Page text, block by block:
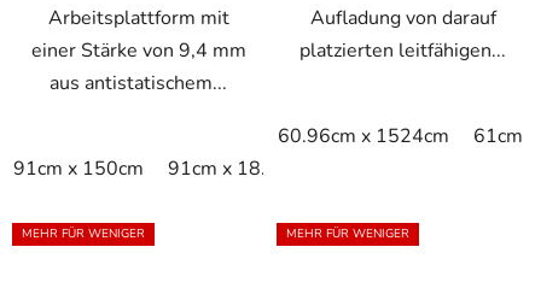
Arbeitsplattform mit
einer Stärke von 9,4 mm
aus antistatischem...
91cm x 150cm 91cm x 18.3m
Aufladung von darauf
platzierten leitfähigen...
60.96cm x 1524cm 61cm
MEHR FÜR WENIGER MEHR FÜR WENIGER